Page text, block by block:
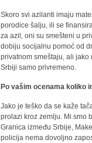
Skoro svi azilanti imaju
porodice šalju, ili se
za azil, oni su smešteni u
dobiju socijalnu pomoć od
privatnom smeštaju, ali
Srbiji samo privremeno.
Po vašim ocenama koliko
Jako je teško da se kaže
prolazi kroz zemlju. Mi smo
Granica između Srbije,
policija nema dovoljno